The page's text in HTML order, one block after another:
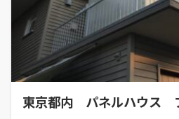
東京都内 パネルハウス